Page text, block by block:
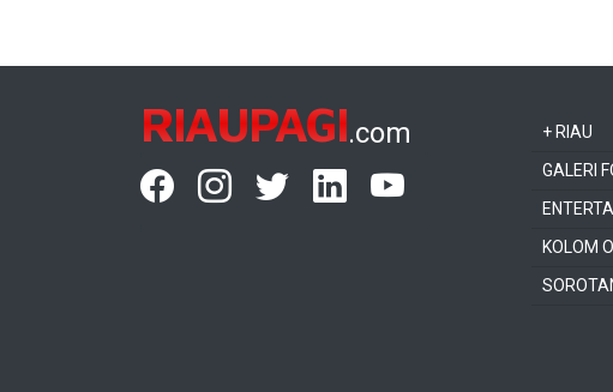
RIAUPAGI.com + RIAU
GALERI
KOLOM